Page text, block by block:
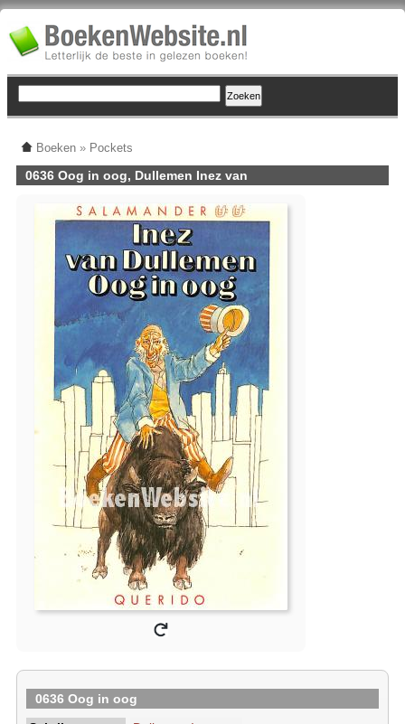
Boeken » Pockets
0636 Oog in oog, Dullemen Inez van
0636 Oog in oog